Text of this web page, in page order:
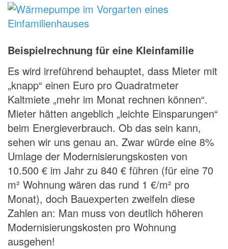
Beispielrechnung für eine Kleinfamilie
Es wird irreführend behauptet, dass Mieter mit
„knapp“ einen Euro pro Quadratmeter
Kaltmiete „mehr im Monat rechnen können“.
Mieter hätten angeblich „leichte Einsparungen“
beim Energieverbrauch. Ob das sein kann,
sehen wir uns genau an. Zwar würde eine 8%
Umlage der Modernisierungskosten von
10.500 € im Jahr zu 840 € führen (für eine 70
m² Wohnung wären das rund 1 €/m² pro
Monat), doch Bauexperten zweifeln diese
Zahlen an: Man muss von deutlich höheren
Modernisierungskosten pro Wohnung
ausgehen!